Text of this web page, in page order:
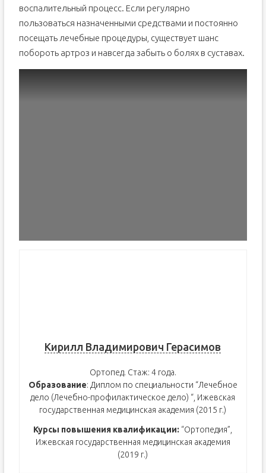
воспалительный процесс. Если регулярно
пользоваться назначенными средствами и постоянно
посещать лечебные процедуры, существует шанс
побороть артроз и навсегда забыть о болях в суставах.
Кирилл Владимирович Герасимов
Ортопед. Стаж: 4 года.
Образование: Диплом по специальности “Лечебное
дело (Лечебно-профилактическое дело) “, Ижевская
государственная медицинская академия (2015 г.)
Курсы повышения квалификации: “Ортопедия”,
Ижевская государственная медицинская академия
(2019 г.)